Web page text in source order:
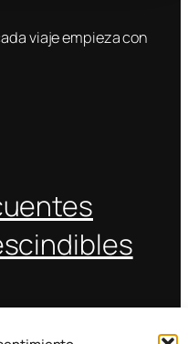
viaje empieza con